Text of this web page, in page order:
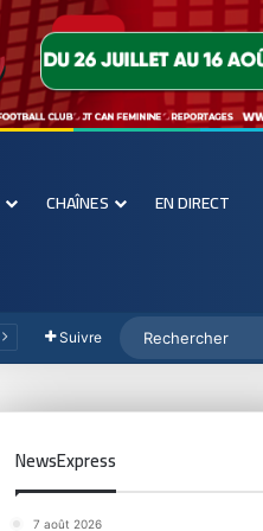
CHAÎNES EN DIRECT
Suivre
NewsExpress
7 août 2026